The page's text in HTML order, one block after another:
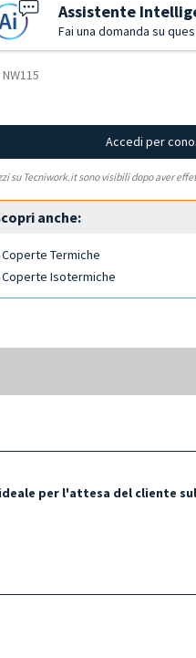
Assistente
Fai una domanda su
Accedi per
su Tecniwork.it sono visibili dopo aver
anche:
Coperte Termiche
Coperte Isotermiche
ideale per l'attesa del cliente